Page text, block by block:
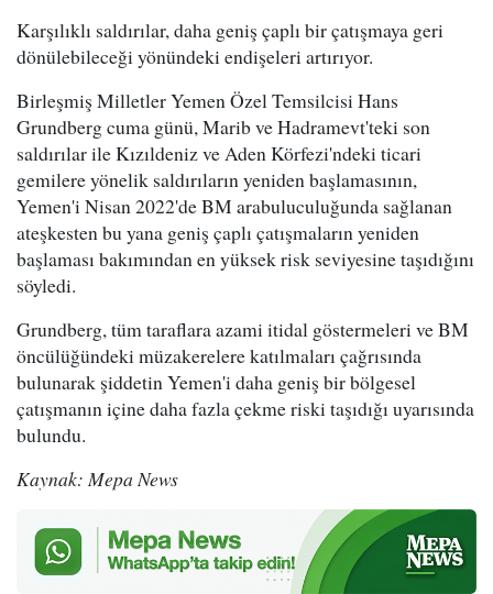
Karşılıklı saldırılar, daha geniş çaplı bir çatışmaya geri
dönülebileceği yönündeki endişeleri artırıyor.
Birleşmiş Milletler Yemen Özel Temsilcisi Hans
Grundberg cuma günü, Marib ve Hadramevt'teki son
saldırılar ile Kızıldeniz ve Aden Körfezi'ndeki ticari
gemilere yönelik saldırıların yeniden başlamasının,
Yemen'i Nisan 2022'de BM arabuluculuğunda sağlanan
ateşkesten bu yana geniş çaplı çatışmaların yeniden
başlaması bakımından en yüksek risk seviyesine taşıdığını
söyledi.
Grundberg, tüm taraflara azami itidal göstermeleri ve BM
öncülüğündeki müzakerelere katılmaları çağrısında
bulunarak şiddetin Yemen'i daha geniş bir bölgesel
çatışmanın içine daha fazla çekme riski taşıdığı uyarısında
bulundu.
Kaynak: Mepa News